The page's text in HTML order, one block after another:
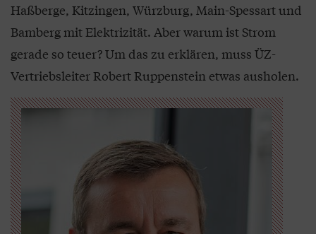
Haßberge, Kitzingen, Würzburg, Main-Spessart und
Bamberg mit Elektrizität. Aber warum ist Strom
gerade so teuer? Um das zu erklären, muss ÜZ-
Vertriebsleiter Robert Ruppenstein etwas ausholen.